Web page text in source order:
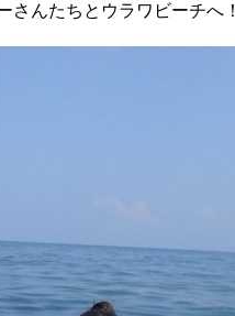
さんたちとウラワビーチへ！